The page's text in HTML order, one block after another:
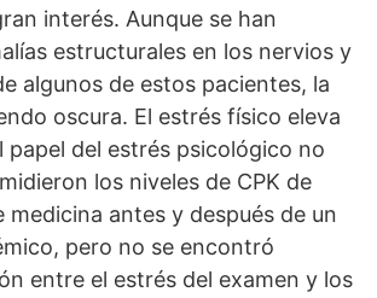
interés. Aunque se han
estructurales en los nervios y
algunos de estos pacientes, la
oscura. El estrés físico eleva
papel del estrés psicológico no
los niveles de CPK de
medicina antes y después de un
pero no se encontró
entre el estrés del examen y los